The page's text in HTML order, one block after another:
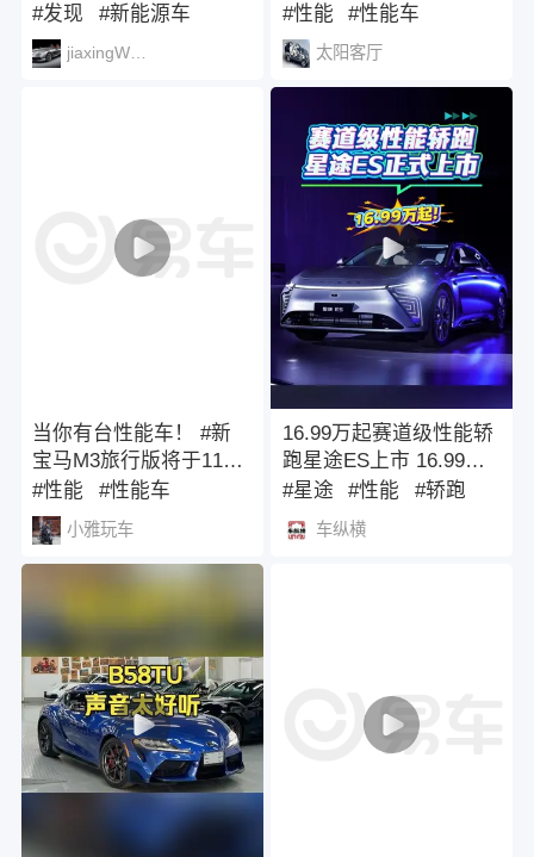
#发现
#新能源车
#新能源
jiaxingWenbo
当你有台性能车！ #新
宝马M3旅行版将于11月
4日国内亮相
#性能 #性能车
小雅玩车
#性能
#性能车
太阳客厅
16.99万起赛道级性能轿
跑星途ES上市 16.99万
起！赛道级性能轿跑星
途ES正式上市#星途ES#
赛道级性能轿跑#星途汽
#星途 #性能 #轿跑
车纵横